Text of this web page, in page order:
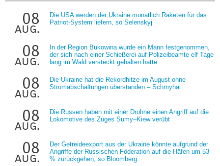
08
aug.
Die USA werden der Ukraine monatlich Raketen für das
Patriot-System liefern, so Selenskyj
08
aug.
In der Region Bukowina wurde ein Mann festgenommen,
der sich nach einer Schießerei auf Polizeibeamte elf Tage
lang im Wald versteckt gehalten hatte
08
aug.
Die Ukraine hat die Rekordhitze im August ohne
Stromabschaltungen überstanden – Schmyhal
08
aug.
Die Russen haben mit einer Drohne einen Angriff auf die
Lokomotive des Zuges Sumy–Kiew verübt
08
aug.
Der Getreideexport aus der Ukraine könnte aufgrund der
Angriffe der Russischen Föderation auf die Häfen um 53
% zurückgehen, so Bloomberg